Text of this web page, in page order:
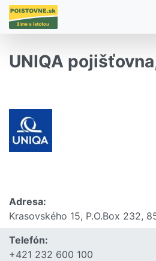
UNIQA
Adresa:
Krasovského 15, P.O.Box 232,
Telefón:
+421 232 600 100